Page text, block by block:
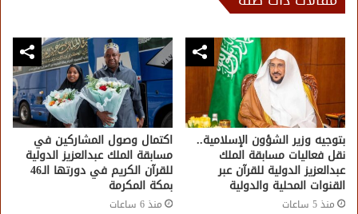
بتوجيه وزير الشؤون الإسلامية..
نقل فعاليات مسابقة الملك
عبدالعزيز الدولية للقرآن عبر
القنوات المحلية والدولية
منذ 5 ساعات
اكتمال وصول المشاركين في
مسابقة الملك عبدالعزيز الدولية
للقرآن الكريم في دورتها الـ46
بمكة المكرمة
منذ 6 ساعات